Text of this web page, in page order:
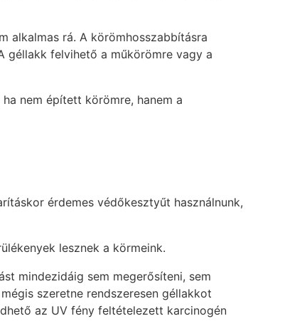
alkalmas rá. A körömhosszabbításra
géllakk felvihető a műkörömre vagy a
nem épített körömre, hanem a
érdemes védőkesztyűt használnunk,
lesznek a körmeink.
mindezidáig sem megerősíteni, sem
szeretne rendszeresen géllakkot
az UV fény feltételezett karcinogén